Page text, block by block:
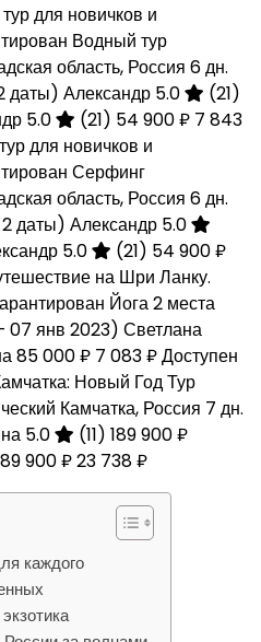
для новичков и
Водный тур
область, Россия 6 дн.
даты) Александр 5.0
(21)
5.0 (21) 54 900 ₽ 7 843
для новичков и
Серфинг
область, Россия 6 дн.
даты) Александр 5.0
5.0 (21) 54 900 ₽
на Шри Ланку.
Йога 2 места
07 янв 2023) Светлана
85 000 ₽ 7 083 ₽Доступен
Новый Год Тур
Камчатка, Россия 7 дн.
5.0 (11) 189 900 ₽
900 ₽23 738 ₽
каждого